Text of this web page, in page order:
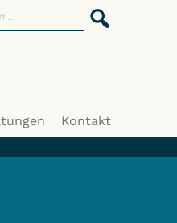
Kontakt